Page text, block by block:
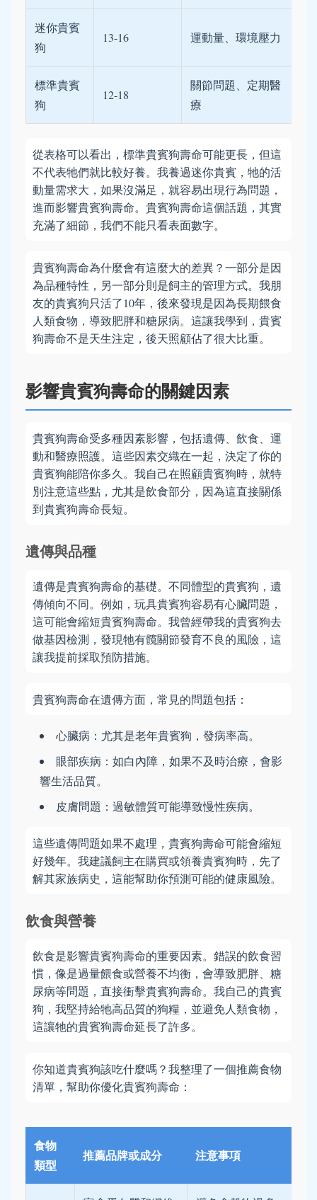
迷你貴賓
狗
13-16 運動量、環境壓力
標準貴賓
狗
12-18
關節問題、定期醫
療
從表格可以看出，標準貴賓狗壽命可能更長，但這
不代表牠們就比較好養。我養過迷你貴賓，牠的活
動量需求大，如果沒滿足，就容易出現行為問題，
進而影響貴賓狗壽命。貴賓狗壽命這個話題，其實
充滿了細節，我們不能只看表面數字。
貴賓狗壽命為什麼會有這麼大的差異？一部分是因
為品種特性，另一部分則是飼主的管理方式。我朋
友的貴賓狗只活了10年，後來發現是因為長期餵食
人類食物，導致肥胖和糖尿病。這讓我學到，貴賓
狗壽命不是天生注定，後天照顧佔了很大比重。
影響貴賓狗壽命的關鍵因素
貴賓狗壽命受多種因素影響，包括遺傳、飲食、運
動和醫療照護。這些因素交織在一起，決定了你的
貴賓狗能陪你多久。我自己在照顧貴賓狗時，就特
別注意這些點，尤其是飲食部分，因為這直接關係
到貴賓狗壽命長短。
遺傳與品種
遺傳是貴賓狗壽命的基礎。不同體型的貴賓狗，遺
傳傾向不同。例如，玩具貴賓狗容易有心臟問題，
這可能會縮短貴賓狗壽命。我曾經帶我的貴賓狗去
做基因檢測，發現牠有髖關節發育不良的風險，這
讓我提前採取預防措施。
貴賓狗壽命在遺傳方面，常見的問題包括：
心臟病：尤其是老年貴賓狗，發病率高。
眼部疾病：如白內障，如果不及時治療，會影
響生活品質。
皮膚問題：過敏體質可能導致慢性疾病。
這些遺傳問題如果不處理，貴賓狗壽命可能會縮短
好幾年。我建議飼主在購買或領養貴賓狗時，先了
解其家族病史，這能幫助你預測可能的健康風險。
飲食與營養
飲食是影響貴賓狗壽命的重要因素。錯誤的飲食習
慣，像是過量餵食或營養不均衡，會導致肥胖、糖
尿病等問題，直接衝擊貴賓狗壽命。我自己的貴賓
狗，我堅持給牠高品質的狗糧，並避免人類食物，
這讓牠的貴賓狗壽命延長了許多。
你知道貴賓狗該吃什麼嗎？我整理了一個推薦食物
清單，幫助你優化貴賓狗壽命：
食物
類型
推薦品牌或成分 注意事項